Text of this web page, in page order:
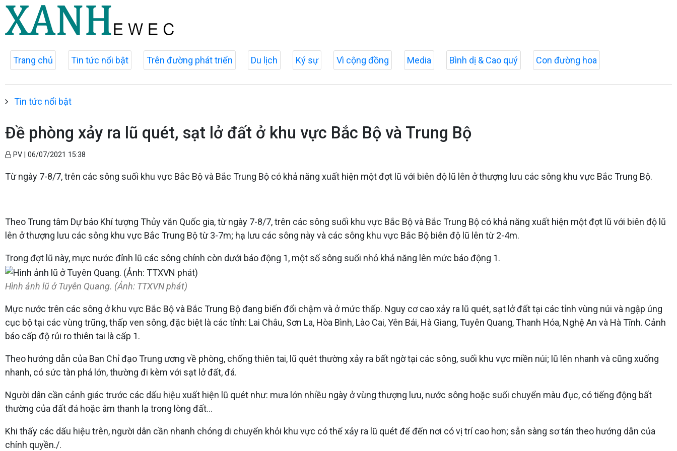
Trang chủ Tin tức nổi bật Trên đường phát triển Du lịch Ký sự Vì cộng đồng Media Bình dị & Cao quý Con đường hoa
Tin tức nổi bật
Đề phòng xảy ra lũ quét, sạt lở đất ở khu vực Bắc Bộ và Trung Bộ
PV | 06/07/2021 15:38
Từ ngày 7-8/7, trên các sông suối khu vực Bắc Bộ và Bắc Trung Bộ có khả năng xuất hiện một đợt lũ với biên độ lũ lên ở thượng lưu các sông khu vực Bắc Trung Bộ.
Theo Trung tâm Dự báo Khí tượng Thủy văn Quốc gia, từ ngày 7-8/7, trên các sông suối khu vực Bắc Bộ và Bắc Trung Bộ có khả năng xuất hiện một đợt lũ với biên độ lũ
lên ở thượng lưu các sông khu vực Bắc Trung Bộ từ 3-7m; hạ lưu các sông này và các sông khu vực Bắc Bộ biên độ lũ lên từ 2-4m.
Trong đợt lũ này, mực nước đỉnh lũ các sông chính còn dưới báo động 1, một số sông suối nhỏ khả năng lên mức báo động 1.
Hình ảnh lũ ở Tuyên Quang. (Ảnh: TTXVN phát)
Mực nước trên các sông ở khu vực Bắc Bộ và Bắc Trung Bộ đang biến đổi chậm và ở mức thấp. Nguy cơ cao xảy ra lũ quét, sạt lở đất tại các tỉnh vùng núi và ngập úng
cục bộ tại các vùng trũng, thấp ven sông, đặc biệt là các tỉnh: Lai Châu, Sơn La, Hòa Bình, Lào Cai, Yên Bái, Hà Giang, Tuyên Quang, Thanh Hóa, Nghệ An và Hà Tĩnh. Cảnh
báo cấp độ rủi ro thiên tai là cấp 1.
Theo hướng dẫn của Ban Chỉ đạo Trung ương về phòng, chống thiên tai, lũ quét thường xảy ra bất ngờ tại các sông, suối khu vực miền núi; lũ lên nhanh và cũng xuống
nhanh, có sức tàn phá lớn, thường đi kèm với sạt lở đất, đá.
Người dân cần cảnh giác trước các dấu hiệu xuất hiện lũ quét như: mưa lớn nhiều ngày ở vùng thượng lưu, nước sông hoặc suối chuyển màu đục, có tiếng động bất
thường của đất đá hoặc âm thanh lạ trong lòng đất...
Khi thấy các dấu hiệu trên, người dân cần nhanh chóng di chuyển khỏi khu vực có thể xảy ra lũ quét để đến nơi có vị trí cao hơn; sẵn sàng sơ tán theo hướng dẫn của
chính quyền./.